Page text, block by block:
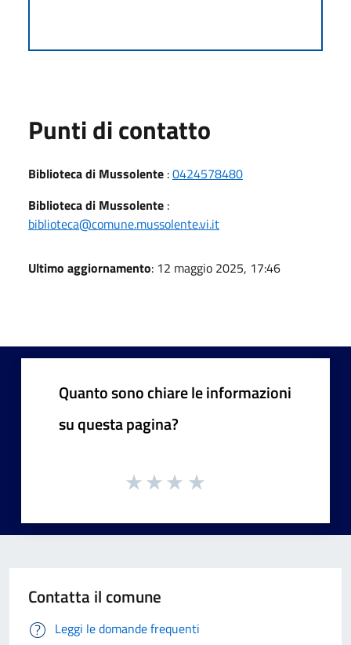
Punti di contatto
Biblioteca di Mussolente :0424578480
Biblioteca di Mussolente :
biblioteca@comune.mussolente.vi.it
Ultimo aggiornamento: 12 maggio 2025, 17:46
Quanto sono chiare le informazioni
su questa pagina?
Contatta il comune
Leggi le domande frequenti